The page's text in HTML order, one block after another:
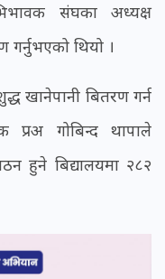
संघका अध्यक्ष
गर्नुभएको थियो ।
खानेपानी बितरण गर्न
प्रअ गोबिन्द थापाले
हुने बिद्यालयमा २८२